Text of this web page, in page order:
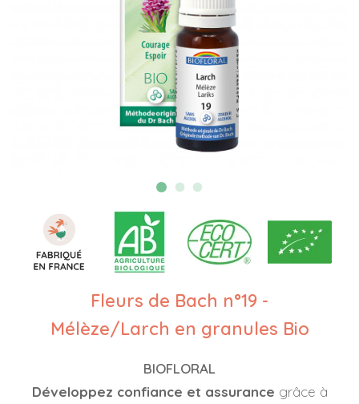
Fleurs de Bach n°19 -
Mélèze/Larch en granules Bio
BIOFLORAL
Développez confiance et assurance grâce à